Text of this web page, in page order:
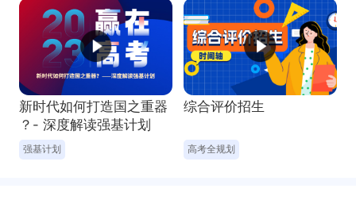
招生解读 选科分析
新时代如何打造国之重器
？- 深度解读强基计划
综合评价招生